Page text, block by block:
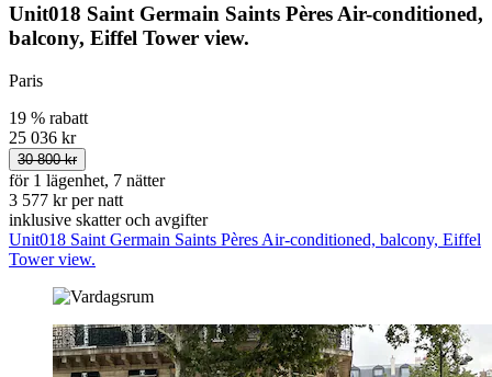
Unit018 Saint Germain Saints Pères Air-conditioned,
balcony, Eiffel Tower view.
Paris
19 % rabatt
25 036 kr
30 800 kr
för 1 lägenhet, 7 nätter
3 577 kr per natt
inklusive skatter och avgifter
Unit018 Saint Germain Saints Pères Air-conditioned, balcony, Eiffel
Tower view.